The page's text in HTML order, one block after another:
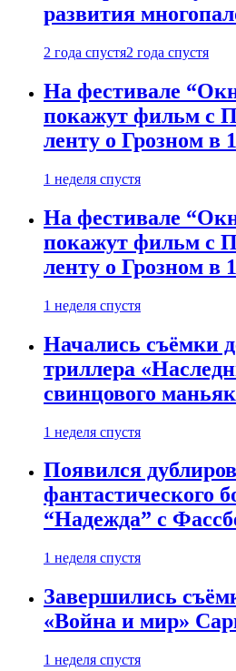
развития
2 года спустя2 года спустя
На фестивале
покажут фильм с
ленту о Грозном в
1 неделя спустя
На фестивале
покажут фильм с
ленту о Грозном в
1 неделя спустя
Начались съёмки
триллера
свинцового
1 неделя спустя
Появился
фантастического
“Надежда” с
1 неделя спустя
Завершились
«Война и мир»
1 неделя спустя